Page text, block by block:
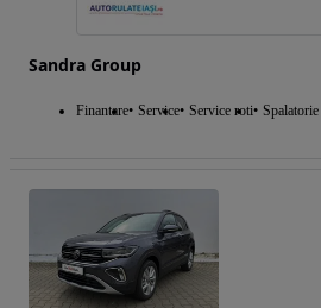
Sandra Group
Finantare Service Service roti